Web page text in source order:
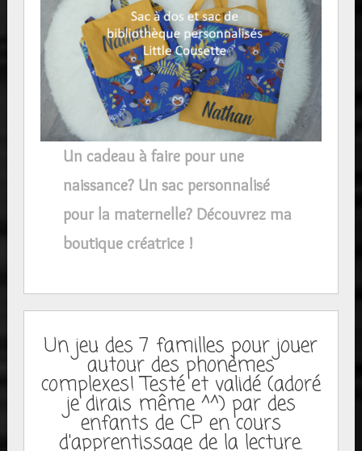
Un cadeau à faire pour une
naissance? Un sac personnalisé
pour la maternelle? Découvrez ma
boutique créatrice !
Un jeu des 7 familles pour jouer
autour des phonèmes
complexes! Testé et validé (adoré
je dirais même ^^) par des
enfants de CP en cours
d'apprentissage de la lecture.